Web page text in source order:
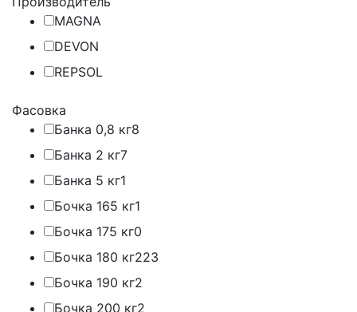
MAGNA
DEVON
REPSOL
Фасовка
Банка 0,8 кг8
Банка 2 кг7
Банка 5 кг1
Бочка 165 кг1
Бочка 175 кг0
Бочка 180 кг223
Бочка 190 кг2
Бочка 200 кг2